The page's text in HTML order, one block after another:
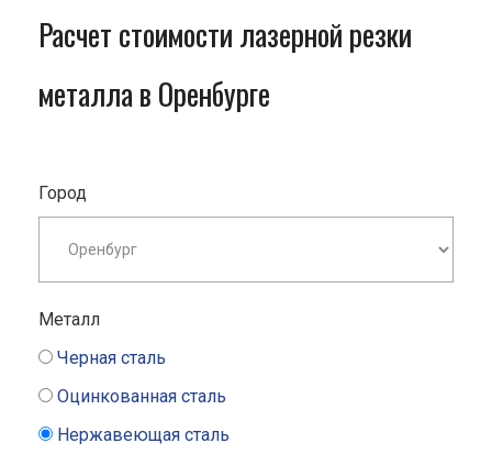
Расчет стоимости лазерной резки
металла в Оренбурге
Город
Металл
Черная сталь
Оцинкованная сталь
Нержавеющая сталь